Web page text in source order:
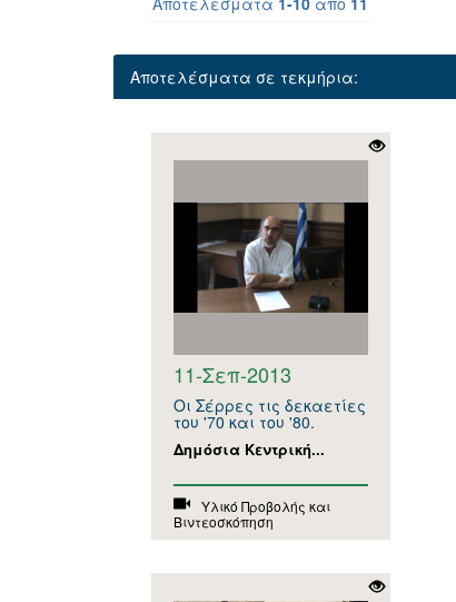
Αποτελέσματα σε τεκμήρια:
11-Σεπ-2013
Οι Σέρρες τις δεκαετίες
του '70 και του '80.
Δημόσια Κεντρική...
Υλικό Προβολής και
Βιντεοσκόπηση